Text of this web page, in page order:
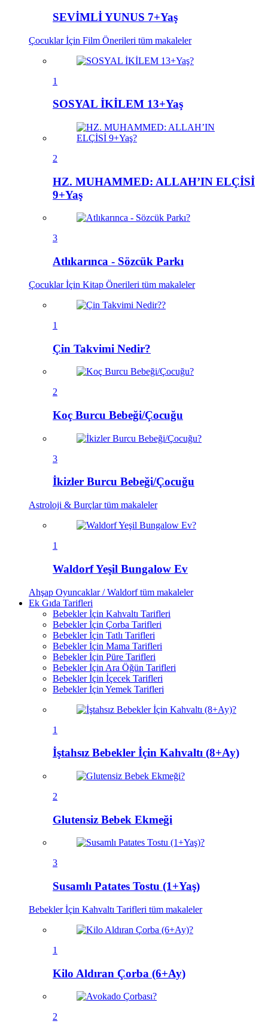
SEVİMLİ YUNUS 7+Yaş
Çocuklar İçin Film Önerileri tüm makaleler
1
SOSYAL İKİLEM 13+Yaş
2
HZ. MUHAMMED: ALLAH’IN ELÇİSİ
9+Yaş
3
Atlıkarınca - Sözcük Parkı
Çocuklar İçin Kitap Önerileri tüm makaleler
1
Çin Takvimi Nedir?
2
Koç Burcu Bebeği/Çocuğu
3
İkizler Burcu Bebeği/Çocuğu
Astroloji & Burçlartüm makaleler
1
Waldorf Yeşil Bungalow Ev
Ahşap Oyuncaklar / Waldorftüm makaleler
Ek Gıda Tarifleri
Bebekler İçin Kahvaltı Tarifleri
Bebekler İçin Çorba Tarifleri
Bebekler İçin Tatlı Tarifleri
Bebekler İçin Mama Tarifleri
Bebekler İçin Püre Tarifleri
Bebekler İçin Ara Öğün Tarifleri
Bebekler İçin İçecek Tarifleri
Bebekler İçin Yemek Tarifleri
1
İştahsız Bebekler İçin Kahvaltı (8+Ay)
2
Glutensiz Bebek Ekmeği
3
Susamlı Patates Tostu (1+Yaş)
Bebekler İçin Kahvaltı Tarifleri tüm makaleler
1
Kilo Aldıran Çorba (6+Ay)
2